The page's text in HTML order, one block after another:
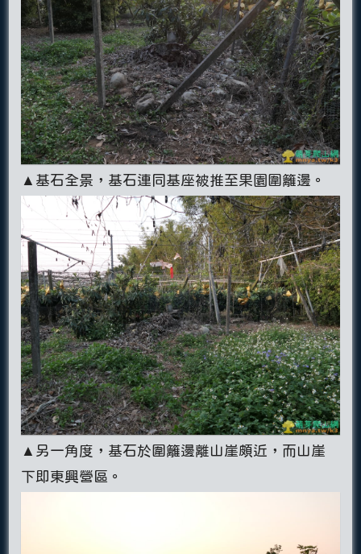
▲基石全景，基石連同基座被推至果園圍籬邊。
▲另一角度，基石於圍籬邊離山崖頗近，而山崖
下即東興營區。